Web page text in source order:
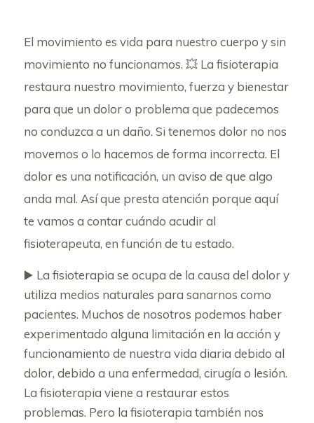
El movimiento es vida para nuestro cuerpo y sin
movimiento no funcionamos. 💥 La fisioterapia
restaura nuestro movimiento, fuerza y bienestar
para que un dolor o problema que padecemos
no conduzca a un daño. Si tenemos dolor no nos
movemos o lo hacemos de forma incorrecta. El
dolor es una notificación, un aviso de que algo
anda mal. Así que presta atención porque aquí
te vamos a contar cuándo acudir al
fisioterapeuta, en función de tu estado.
▶️ La fisioterapia se ocupa de la causa del dolor y
utiliza medios naturales para sanarnos como
pacientes. Muchos de nosotros podemos haber
experimentado alguna limitación en la acción y
funcionamiento de nuestra vida diaria debido al
dolor, debido a una enfermedad, cirugía o lesión.
La fisioterapia viene a restaurar estos
problemas. Pero la fisioterapia también nos